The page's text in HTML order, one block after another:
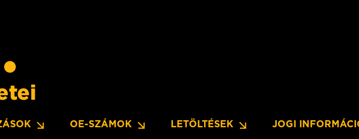
OE-SZÁMOK LETÖLTÉSEK JOGI